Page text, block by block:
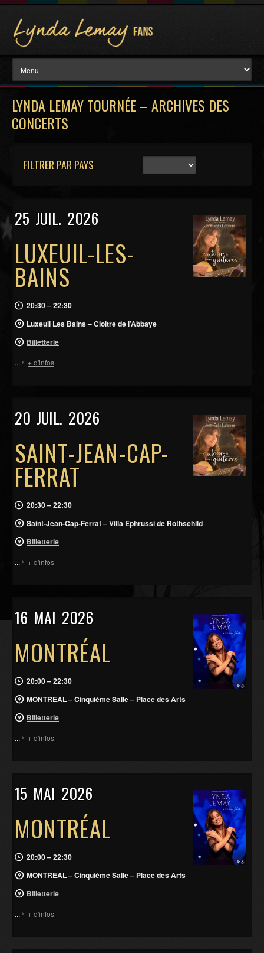
LYNDA LEMAY TOURNÉE – ARCHIVES DES
CONCERTS
FILTRER PAR PAYS
25 JUIL. 2026
LUXEUIL-LES-
BAINS
20:30 – 22:30
Luxeuil Les Bains – Cloitre de l’Abbaye
Billetterie
... + d'infos
20 JUIL. 2026
SAINT-JEAN-CAP-
FERRAT
20:30 – 22:30
Saint-Jean-Cap-Ferrat – Villa Ephrussi de Rothschild
Billetterie
... + d'infos
16 MAI 2026
MONTRÉAL
20:00 – 22:30
MONTREAL – Cinquième Salle – Place des Arts
Billetterie
... + d'infos
15 MAI 2026
MONTRÉAL
20:00 – 22:30
MONTREAL – Cinquième Salle – Place des Arts
Billetterie
... + d'infos